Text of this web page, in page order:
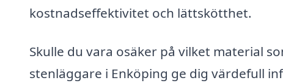
kostnadseffektivitet och lättskötthet.
Skulle du vara osäker på vilket material
stenläggare i Enköping ge dig värdefull